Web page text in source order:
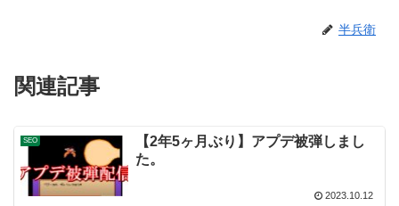
半兵衛
関連記事
SEO
【2年5ヶ月ぶり】アプデ被弾しまし
た。
2023.10.12